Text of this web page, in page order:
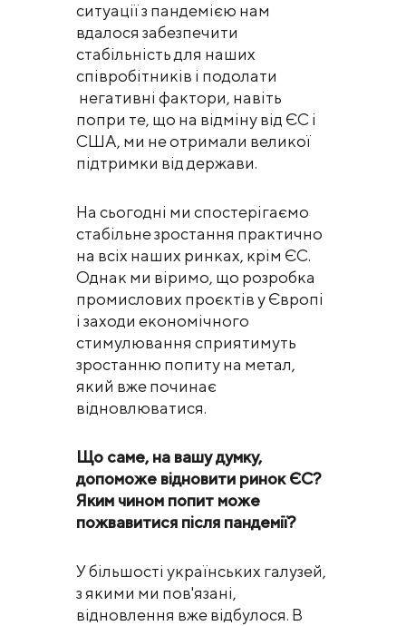
ситуації з пандемією нам
вдалося забезпечити
стабільність для наших
співробітників і подолати
негативні фактори, навіть
попри те, що на відміну від ЄС і
США, ми не отримали великої
підтримки від держави.
На сьогодні ми спостерігаємо
стабільне зростання практично
на всіх наших ринках, крім ЄС.
Однак ми віримо, що розробка
промислових проєктів у Європі
і заходи економічного
стимулювання сприятимуть
зростанню попиту на метал,
який вже починає
відновлюватися.
Що саме, на вашу думку,
допоможе відновити ринок ЄС?
Яким чином попит може
пожвавитися після пандемії?
У більшості українських галузей,
з якими ми пов'язані,
відновлення вже відбулося. В